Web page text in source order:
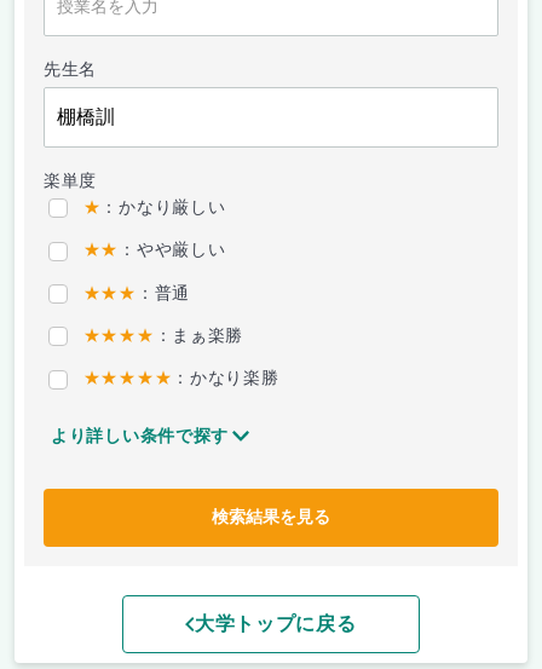
先生名
楽単度
★ ：かなり厳しい
★★ ：やや厳しい
★★★ ：普通
★★★★ ：まぁ楽勝
★★★★★ ：かなり楽勝
より詳しい条件で探す
検索結果を見る
大学トップに戻る